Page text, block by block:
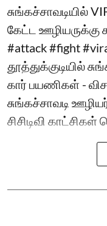
சுங்கச்சாவடியில்
கேட்ட ஊழியருக்கு
#attack #fight
தூத்துக்குடியில்
கார் பயணிகள் -
சுங்கச்சாவடி
சிசிடிவி